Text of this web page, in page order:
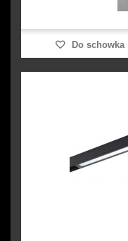
Do schowka